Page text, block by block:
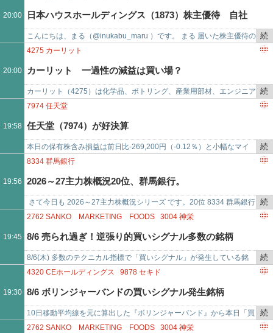
事
で
20:00 日本ハウスホールディングス（1873）株主優待 自社
グループ会社の高級食品（4月末優待）
こんにちは、まる（@inukabu_maru ）です。 まる 届いた株主優待の
紹介です♪ 株式会社日本ハウスホールデ…
続
き
事
で
20:00
4275 カーリット
カーリット 一過性の減益は買い場？
カーリット（4275）は化学品、ボトリング、産業用部材、エンジニア
リングが4本柱。自動車用緊急保安炎筒の最大手。■ 業績・参考指標
続
き
事
で
19:58
7974 任天堂
任天堂（7974）が好決算
本日の保有株含み損益は前日比-269,200円（-0.12％）と小幅なマイ
ナスとなりました。 SBI新生銀行が+64円の1564.5円と上昇し、任…
続
き
事
で
19:56
8334 群馬銀行
2026～27主力株概況20位、群馬銀行。
さて今日も 2026～27主力株概況シリーズ です。20位 8334 群馬銀行
（東P、3月優待） ◎ PF時価総額20位は、地銀上位で群馬県では…
続
き
事
で
19:45
2762 SANKO MARKETING FOODS 3004 神栄
トミタ電機 4320 CEホールディングス 9878 セキド
2267 ヤクルト本社 2404
鉄人化ホールディングス
2533オエノンホールディングス 3395サンマルクホールディングス
3463 いちごホテルリート投資法人
8/6 売られ過ぎ！逆張り的買いシグナル多数の銘柄
8/6(木) 多数のテクニカル指標で「買いシグナル」が発生している銘
柄！「ＳＡＮＫＯ ＭＡＲＫＥＴＩＮＧ ＦＯＯＤＳ(2762)に買いシグ
続
き
事
で
19:30
4320 CEホールディングス 9878 セキド
鉄人化ホールディングス 2533
オエノンホールディングス
サンマルクホールディングス 4310 ドリームインキュベータ
9402中部日本放送 3892岡山製紙 4548生化学工業
5607 中央可鍛工業
8/6 ボリンジャーバンドの買いシグナル発生銘柄
10日移動平均線を元に算出した『ボリンジャーバンド』から本日「買
いシグナル」が発生した銘柄をまとめました。「ＣＥホールディング
続
き
2762 SANKO MARKETING FOODS 3004 神栄